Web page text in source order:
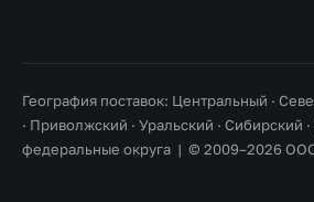
География поставок: Центральный ·
· Приволжский · Уральский · Сибирский
федеральные округа | © 2009–2026